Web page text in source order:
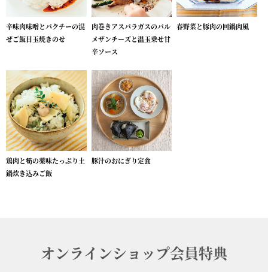
辛味肉味噌とパクチーの混
ぜご飯目玉焼きのせ
肉巻きアスパラガスのパル
メザンチーズと温玉乗せ甘
辛ソース
春野菜と豚肉の回鍋肉風
鶏肉と筍の薬味たっぷり土
鍋炊き込みご飯
豚汁のおにぎり定食
オンラインショップ会員特典